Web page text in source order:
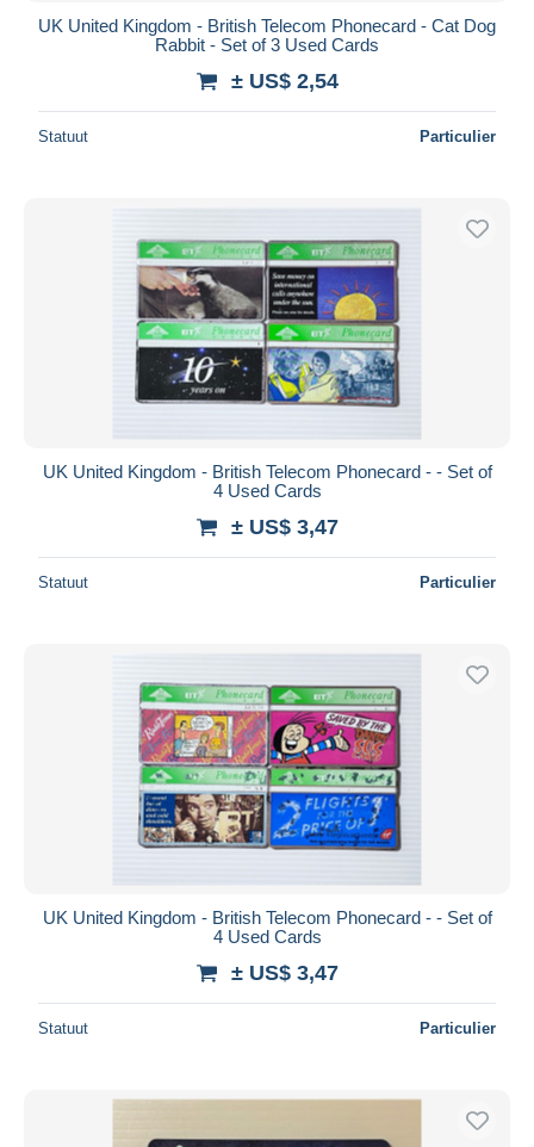
UK United Kingdom - British Telecom Phonecard - Cat Dog
Rabbit - Set of 3 Used Cards
± US$ 2,54
Statuut Particulier
UK United Kingdom - British Telecom Phonecard - - Set of
4 Used Cards
± US$ 3,47
Statuut Particulier
UK United Kingdom - British Telecom Phonecard - - Set of
4 Used Cards
± US$ 3,47
Statuut Particulier